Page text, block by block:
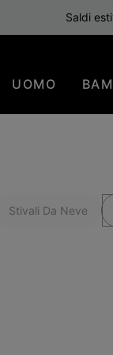
Saldi
UOMO
Stivali Da Neve